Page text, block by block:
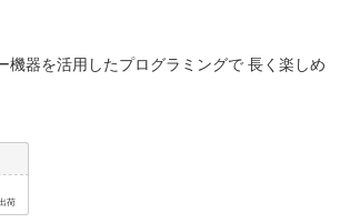
器を活用したプログラミングで 長く楽しめ
荷